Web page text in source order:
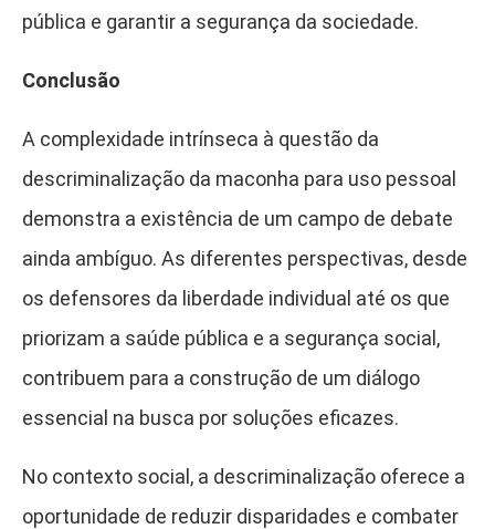
pública e garantir a segurança da sociedade.
Conclusão
A complexidade intrínseca à questão da
descriminalização da maconha para uso pessoal
demonstra a existência de um campo de debate
ainda ambíguo. As diferentes perspectivas, desde
os defensores da liberdade individual até os que
priorizam a saúde pública e a segurança social,
contribuem para a construção de um diálogo
essencial na busca por soluções eficazes.
No contexto social, a descriminalização oferece a
oportunidade de reduzir disparidades e combater